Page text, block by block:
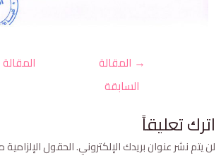
→المقالة
السابقة
المقالة
تعليقاً
يتم نشر عنوان بريدك الإلكتروني.الحقول الإلزامية